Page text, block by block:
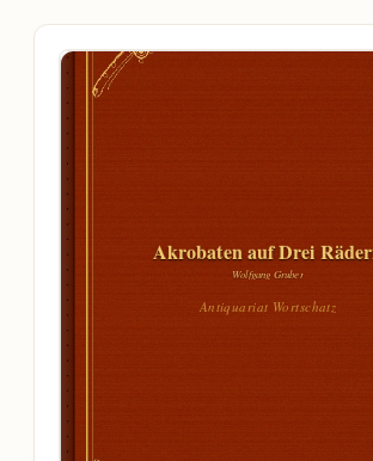
Akrobaten auf Drei
Wolfgang Gruber
Antiquariat Wortschatz